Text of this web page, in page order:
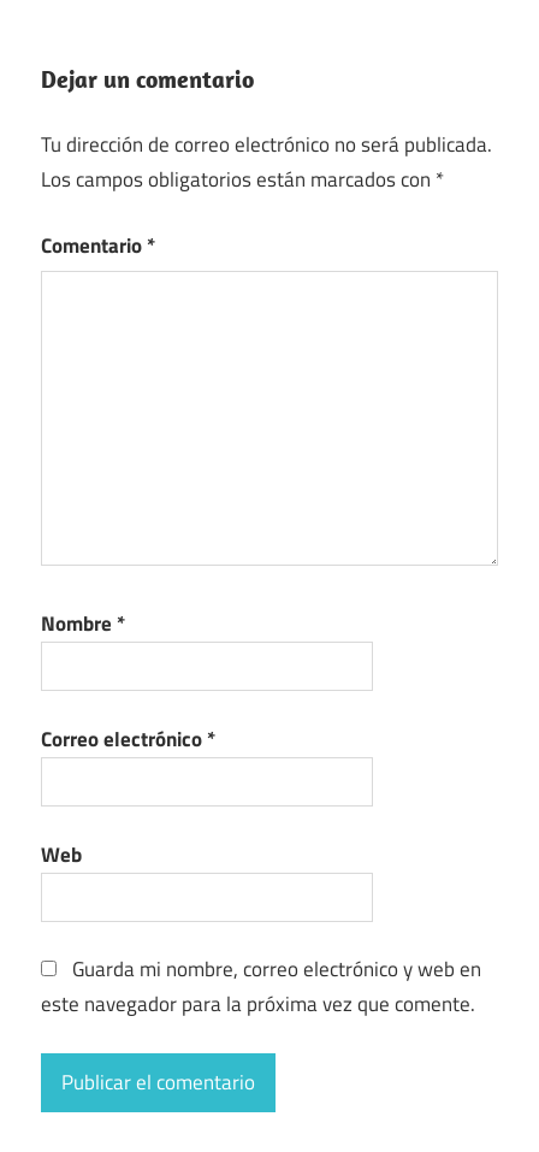
Dejar un comentario
Tu dirección de correo electrónico no será publicada.
Los campos obligatorios están marcados con *
Comentario*
Nombre *
Correo electrónico*
Web
Guarda mi nombre, correo electrónico y web en
este navegador para la próxima vez que comente.